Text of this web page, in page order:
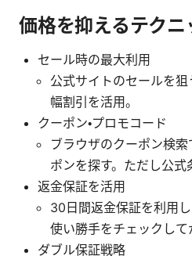
価格を抑えるテクニ
セール時の最大利用
公式サイトのセールを
幅割引を活用。
クーポン・プロモコード
ブラウザのクーポン検
ポンを探す。ただし公式
返金保証を活用
30日間返金保証を利用
使い勝手をチェックして
ダブル保証戦略